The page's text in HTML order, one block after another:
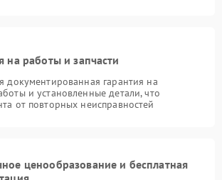
на работы и запчасти
документированная гарантия на
и установленные детали, что
от повторных неисправностей
ценообразование и бесплатная